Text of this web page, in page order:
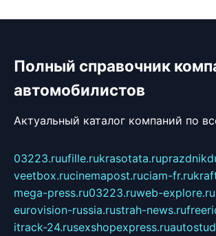
Полный справочник
автомобилистов
Актуальный каталог компаний по
03223.ruufille.rukrasotata.ru
veetbox.rucinemapost.ruciam-fr.ru
mega-press.ru03223.ruweb-explore.ru
eurovision-russia.rustrah-news.ru
itrack-24.rusexshopexpress.ru